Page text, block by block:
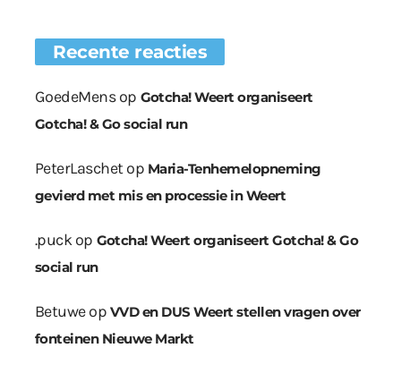
Recente reacties
GoedeMensop Gotcha! Weert organiseert
Gotcha! & Go social run
PeterLaschetop Maria-Tenhemelopneming
gevierd met mis en processie in Weert
.puckop Gotcha! Weert organiseert Gotcha! & Go
social run
Betuweop VVD en DUS Weert stellen vragen over
fonteinen Nieuwe Markt